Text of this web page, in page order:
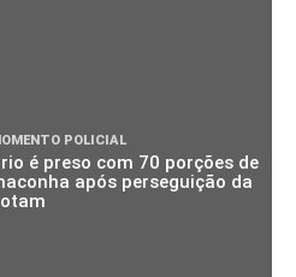
POLICIAL
é preso com 70 porções de
após perseguição da